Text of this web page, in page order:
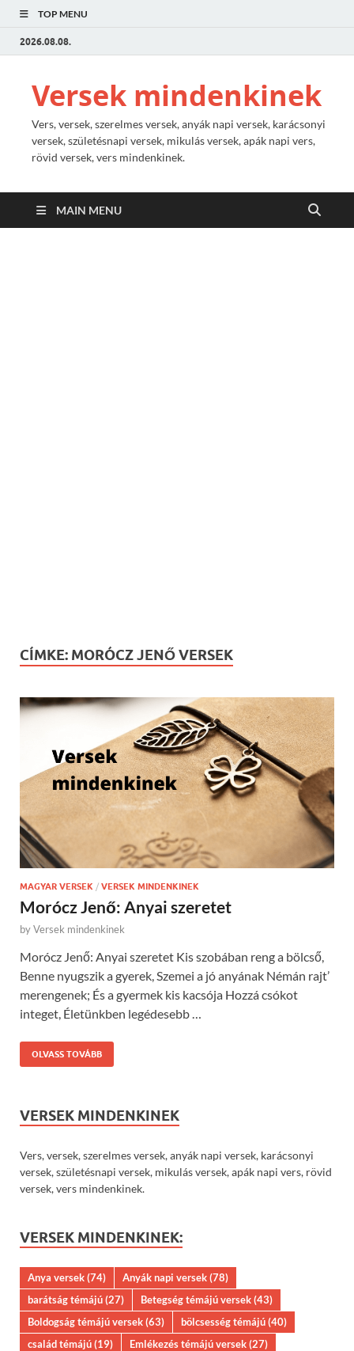
TOP MENU
2026.08.08.
Versek mindenkinek
Vers, versek, szerelmes versek, anyák napi versek, karácsonyi
versek, születésnapi versek, mikulás versek, apák napi vers,
rövid versek, vers mindenkinek.
MAIN MENU
CÍMKE: MORÓCZ JENŐ VERSEK
MAGYAR VERSEK / VERSEK MINDENKINEK
Morócz Jenő: Anyai szeretet
byVersek mindenkinek
Morócz Jenő: Anyai szeretet Kis szobában reng a bölcső,
Benne nyugszik a gyerek, Szemei a jó anyának Némán rajt’
merengenek; És a gyermek kis kacsója Hozzá csókot
integet, Életünkben legédesebb …
OLVASS TOVÁBB
VERSEK MINDENKINEK
Vers, versek, szerelmes versek, anyák napi versek, karácsonyi
versek, születésnapi versek, mikulás versek, apák napi vers, rövid
versek, vers mindenkinek.
VERSEK MINDENKINEK:
Anya versek(74) Anyák napi versek(78)
barátság témájú(27) Betegség témájú versek(43)
Boldogság témájú versek(63) bölcsesség témájú(40)
család témájú(19) Emlékezés témájú versek(27)